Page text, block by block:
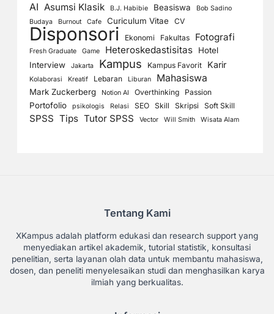
AI Asumsi Klasik B.J. Habibie Beasiswa
Bob Sadino
Budaya
Burnout Cafe Curiculum Vitae CV
Disponsori Ekonomi Fakultas Fotografi
Fresh Graduate Game Heteroskedastisitas
Hotel
Interview
Jakarta Kampus Kampus Favorit Karir
Kolaborasi Kreatif Lebaran Liburan Mahasiswa
Mark Zuckerberg Notion AI Overthinking Passion
Portofolio psikologis Relasi SEO Skill Skripsi Soft Skill
SPSS Tips Tutor SPSS Vector Will Smith Wisata Alam
Tentang Kami
XKampus adalah platform edukasi dan research support yang
menyediakan artikel akademik, tutorial statistik, konsultasi
penelitian, serta layanan olah data untuk membantu mahasiswa,
dosen, dan peneliti menyelesaikan studi dan menghasilkan karya
ilmiah yang berkualitas.